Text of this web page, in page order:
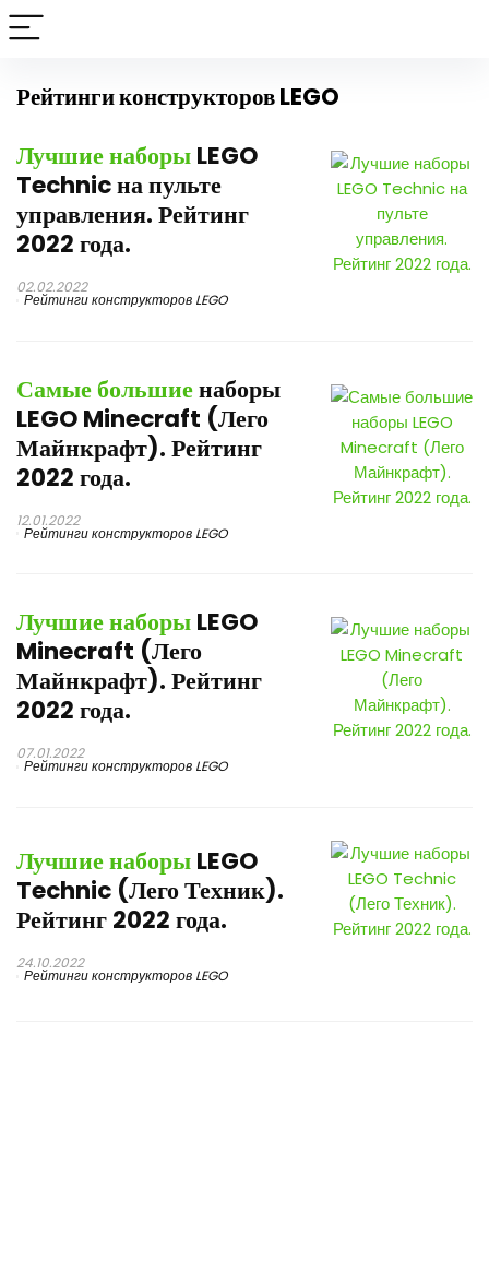
Рейтинги конструкторов LEGO
Лучшие наборыLEGO
Technic на пульте
управления. Рейтинг
2022 года.
02.02.2022
Рейтинги конструкторов LEGO
Самые большиенаборы
LEGO Minecraft (Лего
Майнкрафт). Рейтинг
2022 года.
12.01.2022
Рейтинги конструкторов LEGO
Лучшие наборыLEGO
Minecraft (Лего
Майнкрафт). Рейтинг
2022 года.
07.01.2022
Рейтинги конструкторов LEGO
Лучшие наборыLEGO
Technic (Лего Техник).
Рейтинг 2022 года.
24.10.2022
Рейтинги конструкторов LEGO